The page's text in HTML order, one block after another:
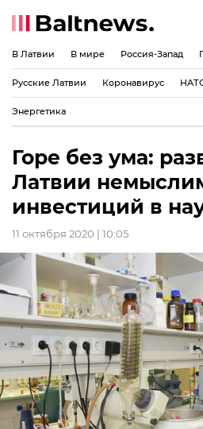
В Латвии В мире Россия-Запад
Русские Латвии Коронавирус
Энергетика
Горе без ума:
Латвии
инвестиций в
11 октября 2020 | 10:05